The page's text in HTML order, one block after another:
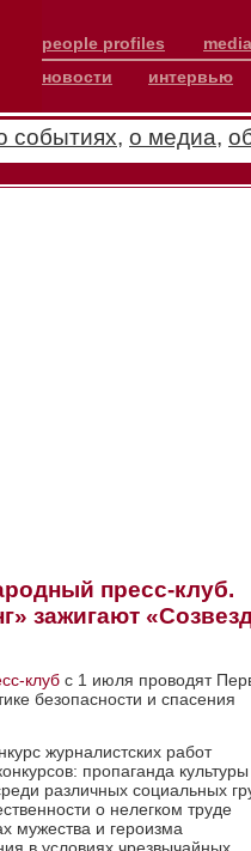
people profiles
новости
интервью
событиях, о медиа,
пресс-клуб.
зажигают
клуб с 1 июля проводят
безопасности и спасения
журналистских работ
пропаганда культуры
различных социальных
о нелегком труде
мужества и героизма